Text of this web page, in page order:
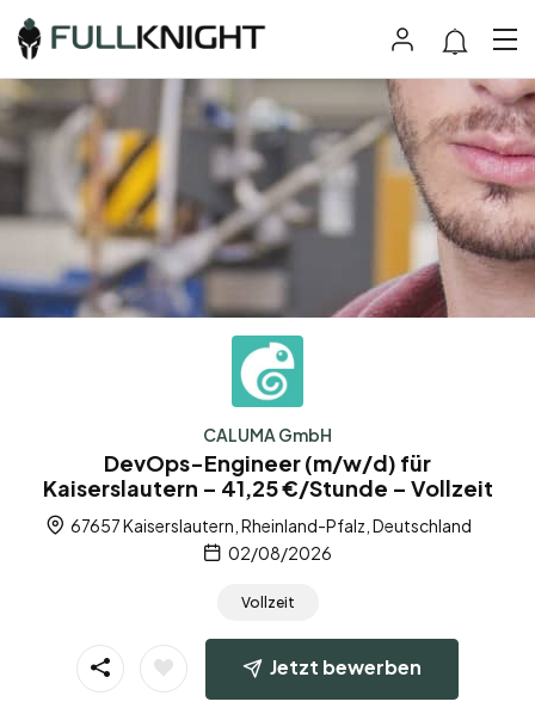
CALUMA GmbH
DevOps-Engineer (m/w/d) für
Kaiserslautern – 41,25 €/Stunde – Vollzeit
67657 Kaiserslautern, Rheinland-Pfalz, Deutschland
02/08/2026
Vollzeit
Jetzt bewerben